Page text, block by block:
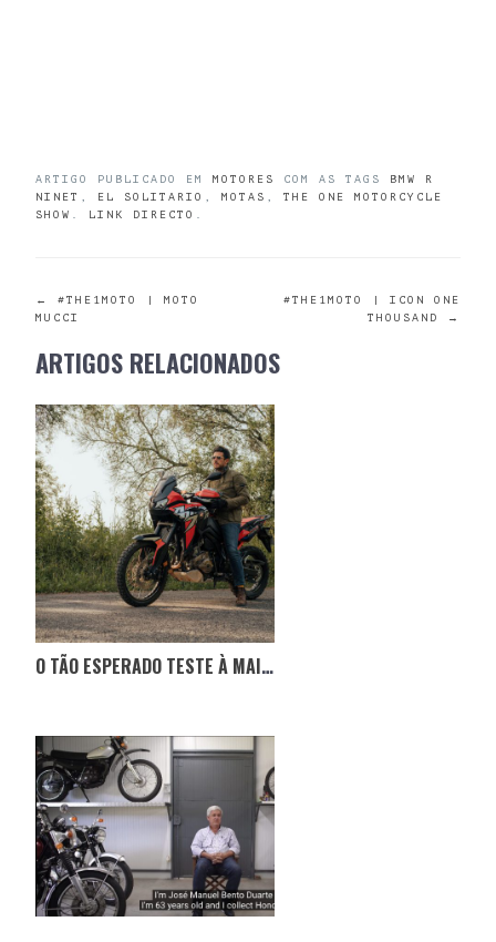
ARTIGO PUBLICADO EM MOTORES COM AS TAGS BMW R
NINET
EL SOLITARIO MOTAS
THE ONE MOTORCYCLE
SHOW
LINK DIRECTO
POST
NAVIGATION
←
#THE1MOTO | MOTO
MUCCI
#THE1MOTO | ICON ONE
THOUSAND
→
ARTIGOS RELACIONADOS
O TÃO ESPERADO TESTE À MAIS RECENTE AFRICA-TWIN